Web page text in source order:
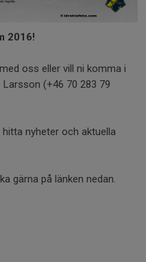
2016!
oss eller vill ni komma i
(+46 70 283 79
nyheter och aktuella
gärna på länken nedan.